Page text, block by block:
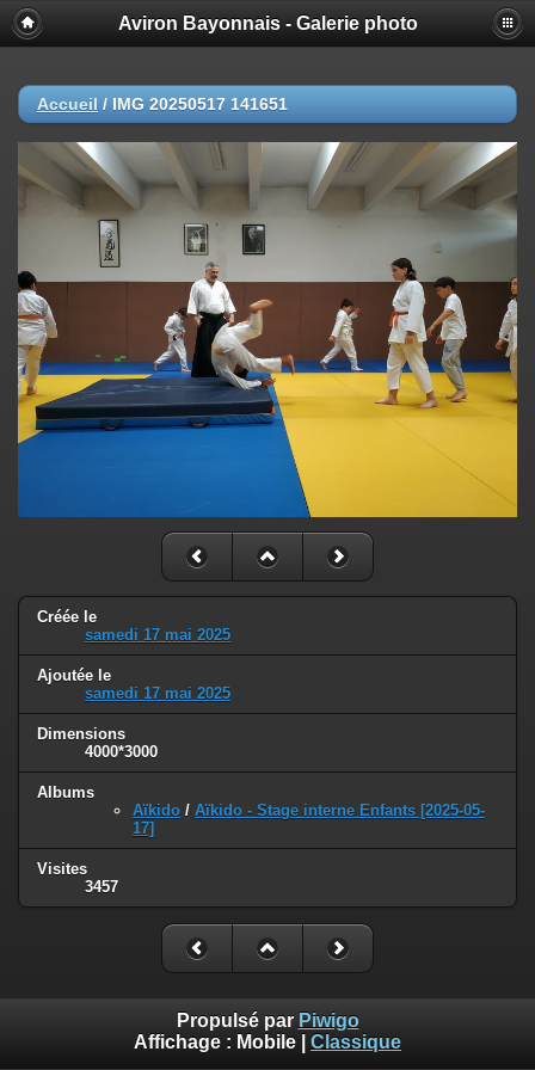
Aviron Bayonnais - Galerie photo
Accueil / IMG 20250517 141651
Créée le
samedi 17 mai 2025
Ajoutée le
samedi 17 mai 2025
Dimensions
4000*3000
Albums
Aïkido / Aïkido - Stage interne Enfants [2025-05-
17]
Visites
3457
Propulsé par Piwigo
Affichage : Mobile Classique